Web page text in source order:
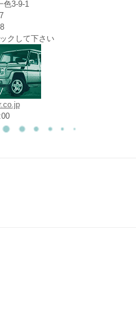
色3-9-1
クして下さい